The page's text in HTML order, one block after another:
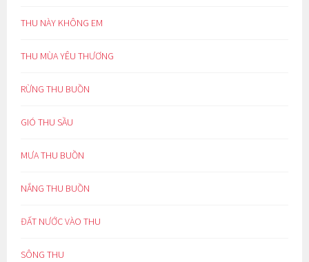
THU NÀY KHÔNG EM
THU MÙA YÊU THƯƠNG
RỪNG THU BUỒN
GIÓ THU SẦU
MƯA THU BUỒN
NẮNG THU BUỒN
ĐẤT NƯỚC VÀO THU
SÔNG THU